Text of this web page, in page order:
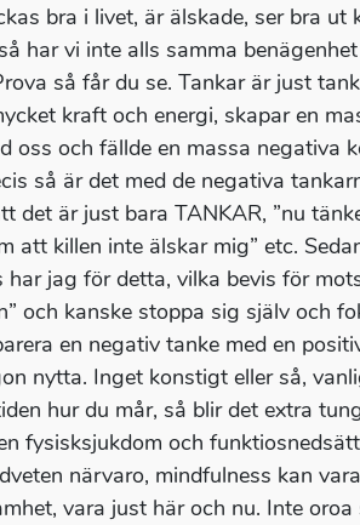
bra i livet, är älskade, ser bra
har vi inte alls samma
så får du se. Tankar är just
kraft och energi, skapar en
oss och fällde en massa negativa
så är det med de negativa
det är just bara TANKAR, ”nu
att killen inte älskar mig” etc.
har jag för detta, vilka bevis för
och kanske stoppa sig själv och
en negativ tanke med en
nytta. Inget konstigt eller så,
hur du mår, så blir det extra
fysisksjukdom och
närvaro, mindfulness kan
vara just här och nu. Inte